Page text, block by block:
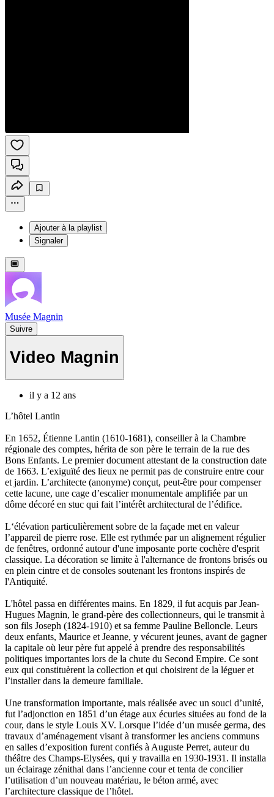
Ajouter à la playlist
Signaler
Musée Magnin
Suivre
Video Magnin
il y a 12 ans
L’hôtel Lantin
En 1652, Étienne Lantin (1610-1681), conseiller à la Chambre
régionale des comptes, hérita de son père le terrain de la rue des
Bons Enfants. Le premier document attestant de la construction date
de 1663. L’exiguïté des lieux ne permit pas de construire entre cour
et jardin. L’architecte (anonyme) conçut, peut-être pour compenser
cette lacune, une cage d’escalier monumentale amplifiée par un
dôme décoré en stuc qui fait l’intérêt architectural de l’édifice.
L‘élévation particulièrement sobre de la façade met en valeur
l’appareil de pierre rose. Elle est rythmée par un alignement régulier
de fenêtres, ordonné autour d'une imposante porte cochère d'esprit
classique. La décoration se limite à l'alternance de frontons brisés ou
en plein cintre et de consoles soutenant les frontons inspirés de
l'Antiquité.
L'hôtel passa en différentes mains. En 1829, il fut acquis par Jean-
Hugues Magnin, le grand-père des collectionneurs, qui le transmit à
son fils Joseph (1824-1910) et sa femme Pauline Belloncle. Leurs
deux enfants, Maurice et Jeanne, y vécurent jeunes, avant de gagner
la capitale où leur père fut appelé à prendre des responsabilités
politiques importantes lors de la chute du Second Empire. Ce sont
eux qui constituèrent la collection et qui choisirent de la léguer et
l’installer dans la demeure familiale.
Une transformation importante, mais réalisée avec un souci d’unité,
fut l’adjonction en 1851 d’un étage aux écuries situées au fond de la
cour, dans le style Louis XV. Lorsque l’idée d’un musée germa, des
travaux d’aménagement visant à transformer les anciens communs
en salles d’exposition furent confiés à Auguste Perret, auteur du
théâtre des Champs-Elysées, qui y travailla en 1930-1931. Il installa
un éclairage zénithal dans l’ancienne cour et tenta de concilier
l’utilisation d’un nouveau matériau, le béton armé, avec
l’architecture classique de l’hôtel.